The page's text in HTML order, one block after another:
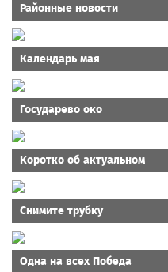
Районные новости
Календарь мая
Государево око
Коротко об актуальном
Снимите трубку
Одна на всех Победа